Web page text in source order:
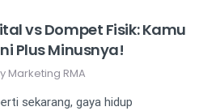
vs Dompet Fisik: Kamu
Plus Minusnya!
Marketing RMA
sekarang, gaya hidup